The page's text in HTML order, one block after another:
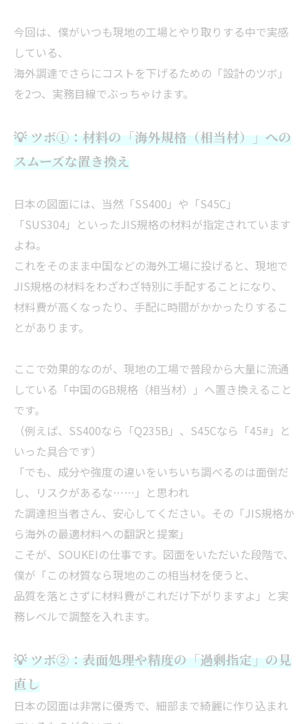
今回は、僕がいつも現地の工場とやり取りする中で実感
している、
海外調達でさらにコストを下げるための「設計のツボ」
を2つ、実務目線でぶっちゃけます。
💡 ツボ①：材料の「海外規格（相当材）」への
スムーズな置き換え
日本の図面には、当然「SS400」や「S45C」
「SUS304」といったJIS規格の材料が指定されています
よね。
これをそのまま中国などの海外工場に投げると、現地で
JIS規格の材料をわざわざ特別に手配することになり、
材料費が高くなったり、手配に時間がかかったりするこ
とがあります。
ここで効果的なのが、現地の工場で普段から大量に流通
している「中国のGB規格（相当材）」へ置き換えること
です。
（例えば、SS400なら「Q235B」、S45Cなら「45#」と
いった具合です）
「でも、成分や強度の違いをいちいち調べるのは面倒だ
し、リスクがあるな……」と思われ
た調達担当者さん、安心してください。その「JIS規格か
ら海外の最適材料への翻訳と提案」
こそが、SOUKEIの仕事です。図面をいただいた段階で、
僕が「この材質なら現地のこの相当材を使うと、
品質を落とさずに材料費がこれだけ下がりますよ」と実
務レベルで調整を入れます。
💡 ツボ②：表面処理や精度の「過剰指定」の見
直し
日本の図面は非常に優秀で、細部まで綺麗に作り込まれ